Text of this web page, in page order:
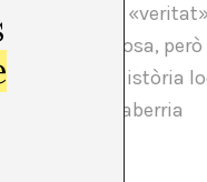
transformar
és tramposa,
de la intra-història
i Salaberria